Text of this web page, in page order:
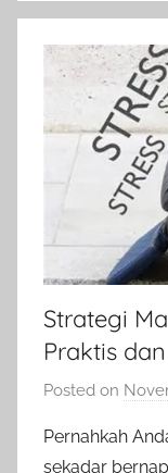
Strategi
Praktis
Posted on
Pernahkah
sekadar